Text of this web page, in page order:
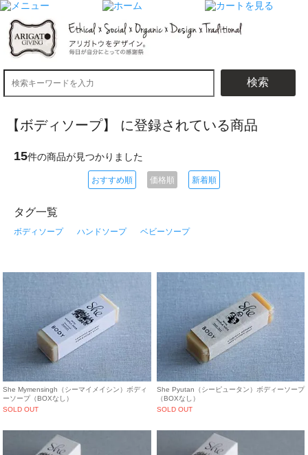
検索
【ボディソープ】 に登録されている商品
15件の商品が見つかりました
おすすめ順 価格順 新着順
タグ一覧
ボディソープ ハンドソープ ベビーソープ
She Mymensingh（シーマイメイシン）ボディ
ーソープ（BOXなし）
SOLD OUT
She Pyutan（シーピュータン）ボディーソープ
（BOXなし）
SOLD OUT